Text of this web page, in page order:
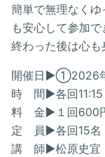
簡単で無理なく
も安心して参加で
終わった後は心も
開催日▶①2026
時 間▶各回11:15
料 金▶１回600円
定 員▶各回15名
講 師▶松原史宜